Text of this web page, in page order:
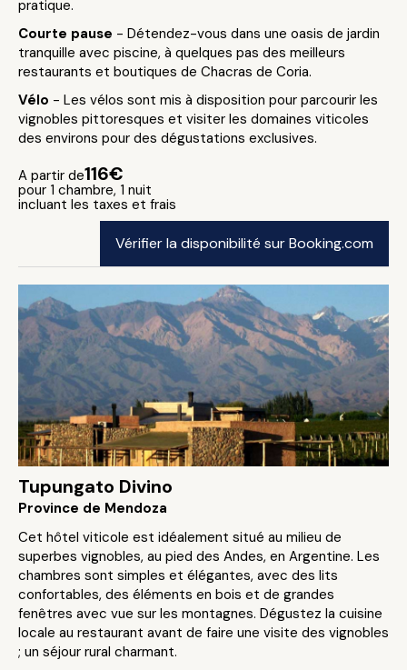
pratique.
Courte pause - Détendez-vous dans une oasis de jardin
tranquille avec piscine, à quelques pas des meilleurs
restaurants et boutiques de Chacras de Coria.
Vélo - Les vélos sont mis à disposition pour parcourir les
vignobles pittoresques et visiter les domaines viticoles
des environs pour des dégustations exclusives.
A partir de116€
pour 1 chambre, 1 nuit
incluant les taxes et frais
Vérifier la disponibilité sur Booking.com
Tupungato Divino
Province de Mendoza
Cet hôtel viticole est idéalement situé au milieu de
superbes vignobles, au pied des Andes, en Argentine. Les
chambres sont simples et élégantes, avec des lits
confortables, des éléments en bois et de grandes
fenêtres avec vue sur les montagnes. Dégustez la cuisine
locale au restaurant avant de faire une visite des vignobles
; un séjour rural charmant.